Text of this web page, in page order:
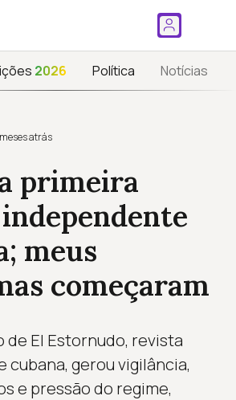
2026 Política Notícias
atrás
primeira
meus
começaram
de El Estornudo, revista
gerou vigilância,
e pressão do regime,